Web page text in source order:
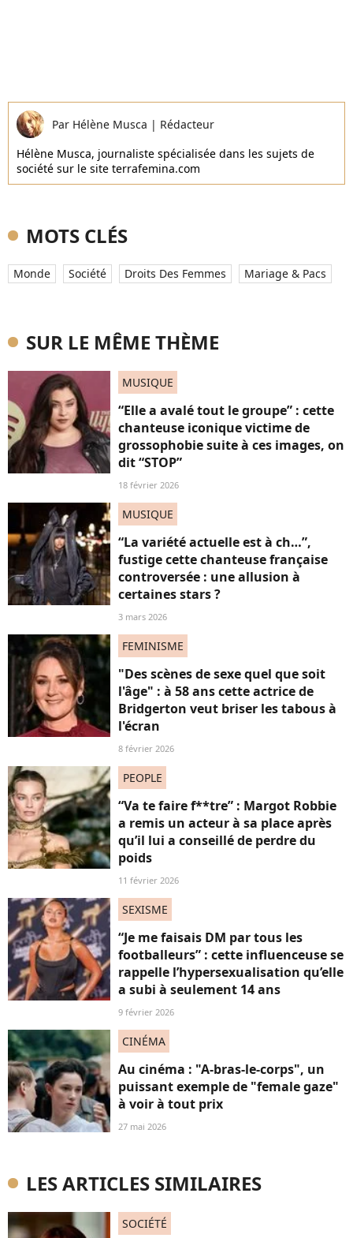
Par Hélène Musca | Rédacteur
Hélène Musca, journaliste spécialisée dans les sujets de
société sur le site terrafemina.com
MOTS CLÉS
Monde Société Droits Des Femmes Mariage & Pacs
SUR LE MÊME THÈME
MUSIQUE
“Elle a avalé tout le groupe” : cette
chanteuse iconique victime de
grossophobie suite à ces images, on
dit “STOP”
18 février 2026
MUSIQUE
“La variété actuelle est à ch…”,
fustige cette chanteuse française
controversée : une allusion à
certaines stars ?
3 mars 2026
FEMINISME
"Des scènes de sexe quel que soit
l'âge" : à 58 ans cette actrice de
Bridgerton veut briser les tabous à
l'écran
8 février 2026
PEOPLE
“Va te faire f**tre” : Margot Robbie
a remis un acteur à sa place après
qu’il lui a conseillé de perdre du
poids
11 février 2026
SEXISME
“Je me faisais DM par tous les
footballeurs” : cette influenceuse se
rappelle l’hypersexualisation qu’elle
a subi à seulement 14 ans
9 février 2026
CINÉMA
Au cinéma : "A-bras-le-corps", un
puissant exemple de "female gaze"
à voir à tout prix
27 mai 2026
LES ARTICLES SIMILAIRES
SOCIÉTÉ